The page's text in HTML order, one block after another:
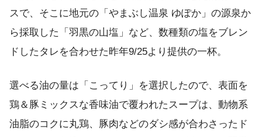
スで、そこに地元の「やまぶし温泉 ゆぽか」の源泉か
ら採取した「羽黒の山塩」など、数種類の塩をブレン
ドしたタレを合わせた昨年9/25より提供の一杯。
選べる油の量は「こってり」を選択したので、表面を
鶏＆豚ミックスな香味油で覆われたスープは、動物系
油脂のコクに丸鶏、豚肉などのダシ感が合わさったド